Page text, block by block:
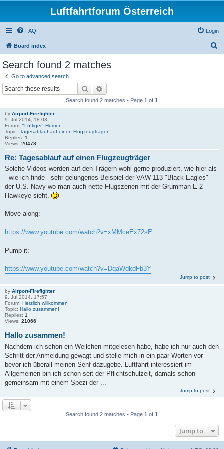
Luftfahrtforum Österreich
FAQ Login
Board index
Search found 2 matches
Go to advanced search
Search
Search found 2 matches • Page 1 of 1
by Airport-Firefighter
9. Jul 2014, 18:03
Forum: "Luftiger" Humor
Topic: Tagesablauf auf einen Flugzeugträger
Replies: 1
Views: 20478
Re: Tagesablauf auf einen Flugzeugträger
Solche Videos werden auf den Trägern wohl gerne produziert, wie hier als
- wie ich finde - sehr gelungenes Beispiel der VAW-113 "Black Eagles"
der U.S. Navy wo man auch nette Flugszenen mit der Grumman E-2
Hawkeye sieht.
Move along:
https://www.youtube.com/watch?v=xMMceEx72sE
Pump it:
https://www.youtube.com/watch?v=DqaWdkdFb3Y
Jump to post
by Airport-Firefighter
9. Jul 2014, 17:57
Forum: Herzlich willkommen
Topic: Hallo zusammen!
Replies: 1
Views: 21066
Hallo zusammen!
Nachdem ich schon ein Weilchen mitgelesen habe, habe ich nur auch den
Schritt der Anmeldung gewagt und stelle mich in ein paar Worten vor
bevor ich überall meinen Senf dazugebe. Luftfahrt-interessiert im
Allgemeinen bin ich schon seit der Pflichtschulzeit, damals schon
gemeinsam mit einem Spezi der ...
Jump to post
Search found 2 matches • Page 1 of 1
Jump to